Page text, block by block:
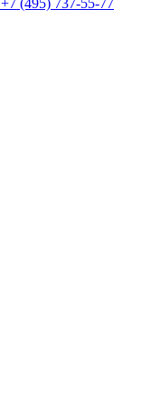
+7 (495) 737-55-77